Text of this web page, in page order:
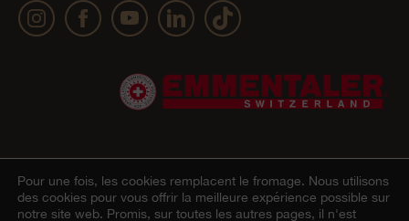
© 2022 Emmentaler AOP | Mentions légales| Déclaration de confidentialité
Onlineshop|Cookie – Déclaration
Pour une fois, les cookies remplacent le fromage. Nous utilisons
des cookies pour vous offrir la meilleure expérience possible sur
notre site web. Promis, sur toutes les autres pages, il n'est